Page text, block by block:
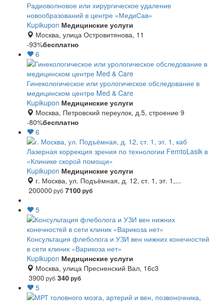
Радиоволновое или хирургическое удаление
новообразований в центре «МедиСав»
Kupikupon Медицинские услуги
Москва, улица Островитянова, 11
-93%бесплатно
6
Гинекологическое или урологическое обследование в
медицинском центре Med & Care
Kupikupon Медицинские услуги
Москва, Петровский переулок, д.5, строение 9
-80%бесплатно
6
Лазерная коррекция зрения по технологии FemtoLasik в
«Клинике скорой помощи»
Kupikupon Медицинские услуги
г. Москва, ул. Подъёмная, д. 12, ст. 1, эт. 1,...
200000 руб 7100руб
5
Консультация флеболога и УЗИ вен нижних конечностей
в сети клиник «Варикоза нет»
Kupikupon Медицинские услуги
Москва, улица Пресненский Вал, 16с3
3900 руб 340руб
5